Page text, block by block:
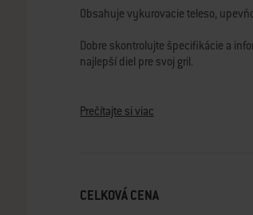
hodnota
hodnotenia.
35
Reviews.
Odkaz
istú
stránku.
Obsahuje vykurovacie teleso,
Dobre skontrolujte špecifikácie a
najlepší diel pre svoj gril.
Prečítajte si viac
CELKOVÁ CENA